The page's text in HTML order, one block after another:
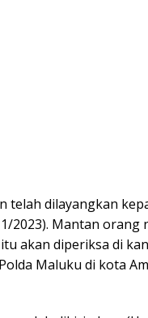
telah dilayangkan
2023). Mantan orang
akan diperiksa di
Maluku di kota